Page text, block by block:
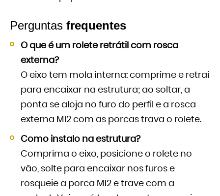
Perguntas frequentes
O que é um rolete retrátil com rosca
externa?
O eixo tem mola interna: comprime e retrai
para encaixar na estrutura; ao soltar, a
ponta se aloja no furo do perfil e a rosca
externa M12 com as porcas trava o rolete.
Como instalo na estrutura?
Comprima o eixo, posicione o rolete no
vão, solte para encaixar nos furos e
rosqueie a porca M12 e trave com a